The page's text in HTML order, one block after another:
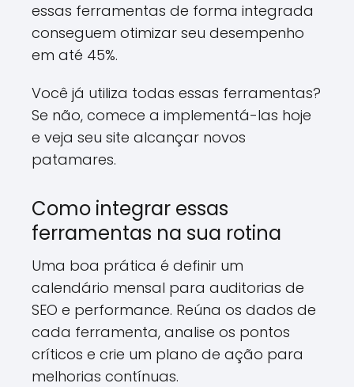
essas ferramentas de forma integrada
conseguem otimizar seu desempenho
em até 45%.
Você já utiliza todas essas ferramentas?
Se não, comece a implementá-las hoje
e veja seu site alcançar novos
patamares.
Como integrar essas
ferramentas na sua rotina
Uma boa prática é definir um
calendário mensal para auditorias de
SEO e performance. Reúna os dados de
cada ferramenta, analise os pontos
críticos e crie um plano de ação para
melhorias contínuas.